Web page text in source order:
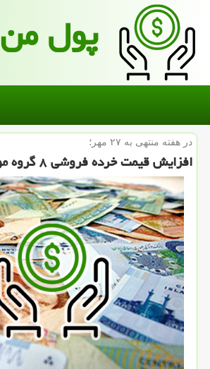
پول من
در هفته منتهی به ۲۷ مهر؛
افزایش قیمت خرده فروشی ۸ گروه موادخوراكی